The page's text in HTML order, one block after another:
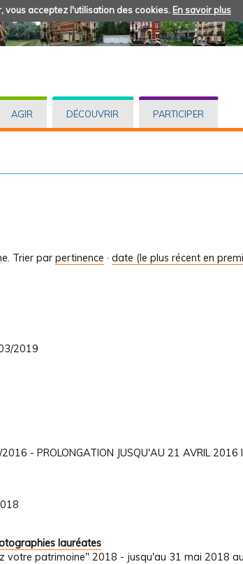
vous acceptez l'utilisation des cookies. En savoir plus
AGIR DÉCOUVRIR PARTICIPER
Trier par pertinence · date (le plus récent en
2019
- PROLONGATION JUSQU'AU 21 AVRIL 2016
lauréates
votre patrimoine" 2018 - jusqu'au 31 mai 2018